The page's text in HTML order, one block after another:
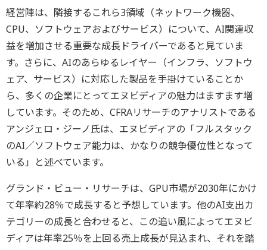
経営陣は、隣接するこれら3領域（ネットワーク機器、
CPU、ソフトウェアおよびサービス）について、AI関連収
益を増加させる重要な成長ドライバーであると見ていま
す。さらに、AIのあらゆるレイヤー（インフラ、ソフトウ
ェア、サービス）に対応した製品を手掛けていることか
ら、多くの企業にとってエヌビディアの魅力はますます増
しています。そのため、CFRAリサーチのアナリストである
アンジェロ・ジーノ氏は、エヌビディアの「フルスタック
のAI／ソフトウェア能力は、かなりの競争優位性となって
いる」と述べています。
グランド・ビュー・リサーチは、GPU市場が2030年にかけ
て年率約28％で成長すると予想しています。他のAI支出カ
テゴリーの成長と合わせると、この追い風によってエヌビ
ディアは年率25％を上回る売上成長が見込まれ、それを踏